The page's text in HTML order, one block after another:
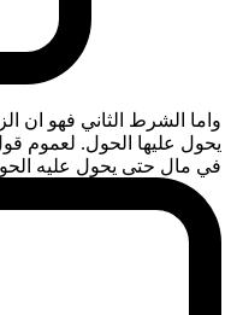
واما الشرط الثاني فهو ان
يحول عليها الحول. لعموم
في مال حتى يحول عليه